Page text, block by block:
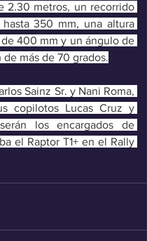
2.30 metros, un recorrido
350 mm, una altura
400 mm y un ángulo de
más de 70 grados.
Sainz Sr. y Nani Roma,
copilotos Lucas Cruz y
los encargados de
el Raptor T1+ en el Rally